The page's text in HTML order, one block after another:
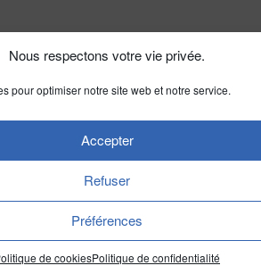
Nous respectons votre vie privée.
pour optimiser notre site web et notre service.
Accepter
Refuser
Préférences
de cookiesPolitique de confidentialité
de la semaine du